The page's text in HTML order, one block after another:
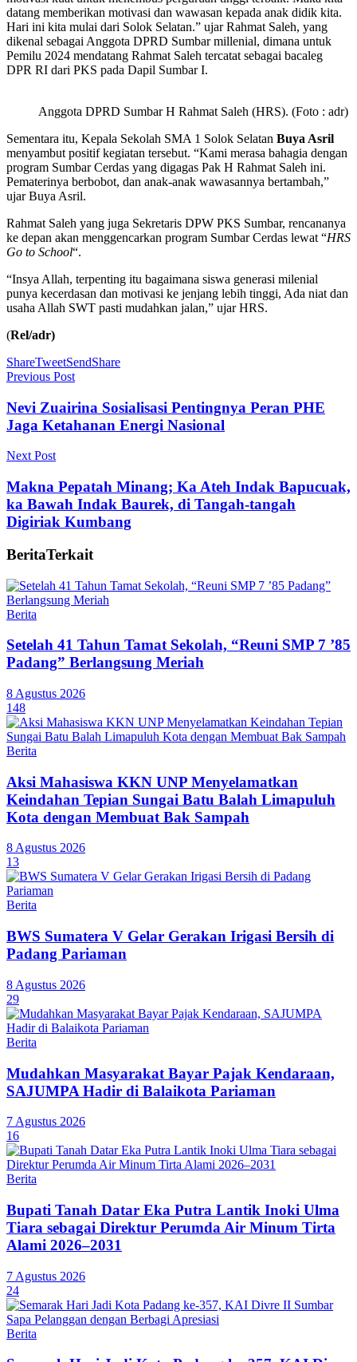
datang memberikan motivasi dan wawasan kepada anak didik kita.
Hari ini kita mulai dari Solok Selatan.” ujar Rahmat Saleh, yang
dikenal sebagai Anggota DPRD Sumbar millenial, dimana untuk
Pemilu 2024 mendatang Rahmat Saleh tercatat sebagai bacaleg
DPR RI dari PKS pada Dapil Sumbar I.
Anggota DPRD Sumbar H Rahmat Saleh (HRS). (Foto : adr)
Sementara itu, Kepala Sekolah SMA 1 Solok Selatan Buya Asril
menyambut positif kegiatan tersebut. “Kami merasa bahagia dengan
program Sumbar Cerdas yang digagas Pak H Rahmat Saleh ini.
Pematerinya berbobot, dan anak-anak wawasannya bertambah,”
ujar Buya Asril.
Rahmat Saleh yang juga Sekretaris DPW PKS Sumbar, rencananya
ke depan akan menggencarkan program Sumbar Cerdas lewat “HRS
Go to School“.
“Insya Allah, terpenting itu bagaimana siswa generasi milenial
punya kecerdasan dan motivasi ke jenjang lebih tinggi, Ada niat dan
usaha Allah SWT pasti mudahkan jalan,” ujar HRS.
(Rel/adr)
ShareTweetSendShare
Previous Post
Nevi Zuairina Sosialisasi Pentingnya Peran PHE
Jaga Ketahanan Energi Nasional
Next Post
Makna Pepatah Minang; Ka Ateh Indak Bapucuak,
ka Bawah Indak Baurek, di Tangah-tangah
Digiriak Kumbang
BeritaTerkait
Berita
Setelah 41 Tahun Tamat Sekolah, “Reuni SMP 7 ’85
Padang” Berlangsung Meriah
8 Agustus 2026
148
Berita
Aksi Mahasiswa KKN UNP Menyelamatkan
Keindahan Tepian Sungai Batu Balah Limapuluh
Kota dengan Membuat Bak Sampah
8 Agustus 2026
13
Berita
BWS Sumatera V Gelar Gerakan Irigasi Bersih di
Padang Pariaman
8 Agustus 2026
29
Berita
Mudahkan Masyarakat Bayar Pajak Kendaraan,
SAJUMPA Hadir di Balaikota Pariaman
7 Agustus 2026
16
Berita
Bupati Tanah Datar Eka Putra Lantik Inoki Ulma
Tiara sebagai Direktur Perumda Air Minum Tirta
Alami 2026–2031
7 Agustus 2026
24
Berita